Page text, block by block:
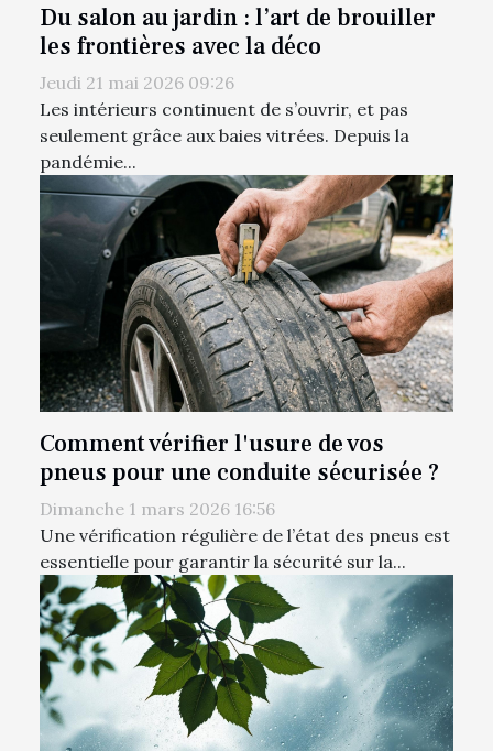
Du salon au jardin : l’art de brouiller
les frontières avec la déco
Jeudi 21 mai 2026 09:26
Les intérieurs continuent de s’ouvrir, et pas
seulement grâce aux baies vitrées. Depuis la
pandémie...
Comment vérifier l'usure de vos
pneus pour une conduite sécurisée ?
Dimanche 1 mars 2026 16:56
Une vérification régulière de l’état des pneus est
essentielle pour garantir la sécurité sur la...